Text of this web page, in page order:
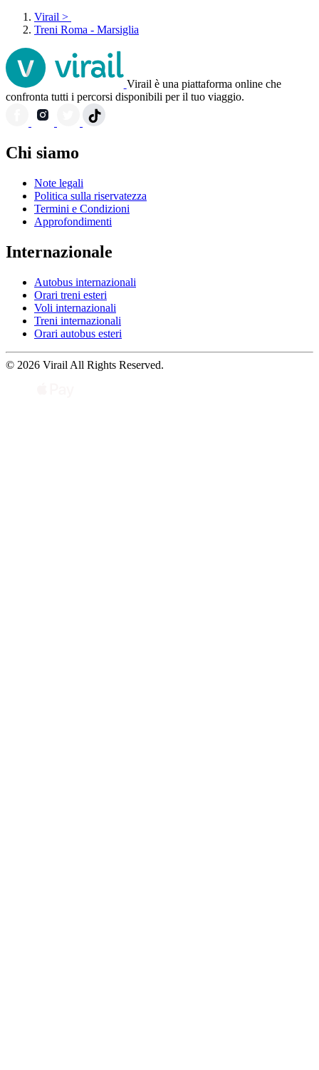
Virail >
Treni Roma - Marsiglia
Virail è una piattaforma online che
confronta tutti i percorsi disponibili per il tuo viaggio.
Chi siamo
Note legali
Politica sulla riservatezza
Termini e Condizioni
Approfondimenti
Internazionale
Autobus internazionali
Orari treni esteri
Voli internazionali
Treni internazionali
Orari autobus esteri
© 2026 Virail All Rights Reserved.